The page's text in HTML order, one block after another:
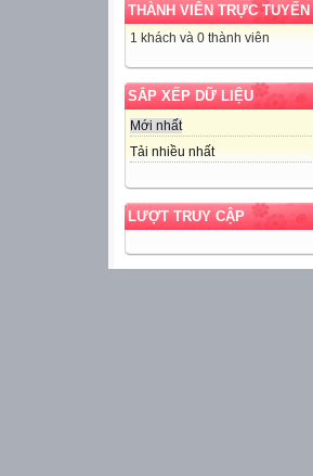
THÀNH VIÊN TRỰC TUYẾN
1 khách và 0 thành viên
SẮP XẾP DỮ LIỆU
Mới nhất
Tải nhiều nhất
LƯỢT TRUY CẬP